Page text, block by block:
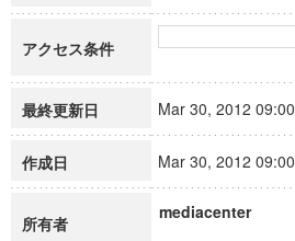
アクセス条件
最終更新日 Mar 30, 2012
作成日 Mar 30, 2012
所有者
mediacenter